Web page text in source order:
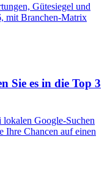
Gütesiegel und
mit Branchen-Matrix
Sie es in die Top 3
Google-Suchen
Ihre Chancen auf einen